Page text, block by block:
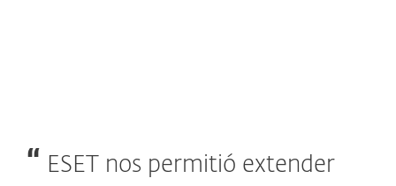
ESET nos permitió extender